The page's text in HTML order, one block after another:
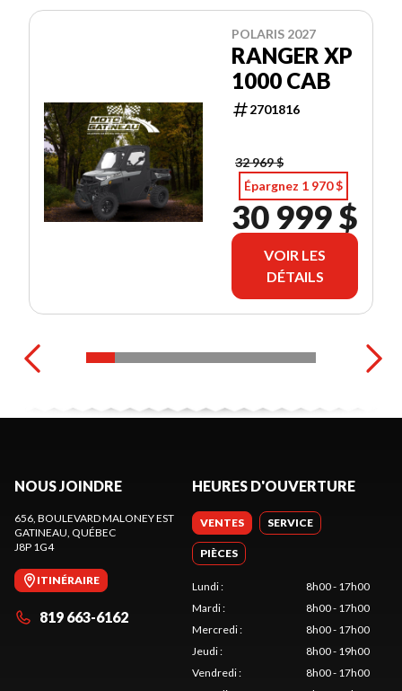
POLARIS 2027
RANGER XP
1000 CAB
2701816
32 969 $
Épargnez 1 970 $
30 999 $
VOIR LES
DÉTAILS
NOUS JOINDRE
656, BOULEVARD MALONEY EST
GATINEAU, QUÉBEC
J8P 1G4
ITINÉRAIRE
819 663-6162
HEURES D'OUVERTURE
VENTES SERVICE
PIÈCES
Lundi:
8h00 - 17h00
Mardi:
8h00 - 17h00
Mercredi:
8h00 - 17h00
Jeudi:
8h00 - 19h00
Vendredi:
8h00 - 17h00